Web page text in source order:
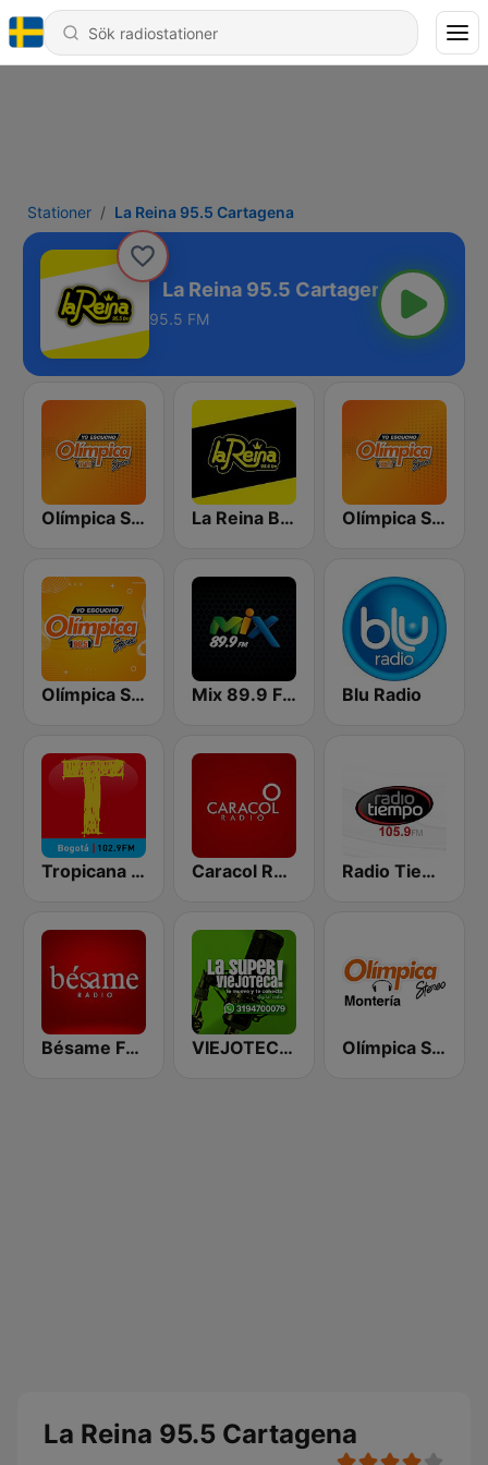
Stationer La Reina 95.5 Cartagena
95.5 FM
Olímpica Stereo - Medellín 104.9 FM La Reina Barranquilla Olímpica Stereo Bogotá 105.9 FM
Olímpica Stereo Cartagena 90.5 FM Mix 89.9 FM Medellin Blu Radio
Tropicana Bogotá Caracol Radio Radio Tiempo Medellín
Bésame FM Bogotá VIEJOTECA "para Beber y Gozar" Olímpica Stereo Montería 90.5 FM
La Reina 95.5 Cartagena